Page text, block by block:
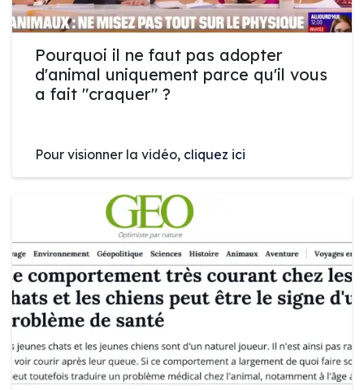
Pourquoi il ne faut pas adopter
d'animal uniquement parce qu'il vous
a fait "craquer" ?
Pour visionner la vidéo, cliquez ici